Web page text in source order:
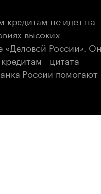
кредитам не идет на
высоких
«Деловой России». Он
- цитата -
России помогают